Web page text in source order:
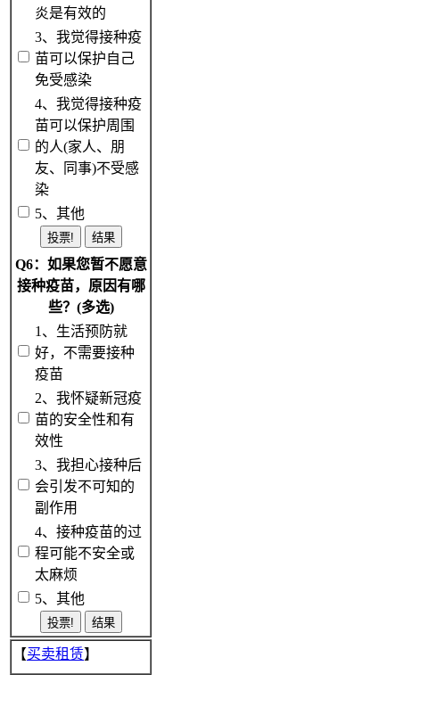
炎是有效的
3、我觉得接种疫
苗可以保护自己
免受感染
4、我觉得接种疫
苗可以保护周围
的人(家人、朋
友、同事)不受感
染
5、其他
Q6：如果您暂不愿意
接种疫苗，原因有哪
些？(多选)
1、生活预防就
好，不需要接种
疫苗
2、我怀疑新冠疫
苗的安全性和有
效性
3、我担心接种后
会引发不可知的
副作用
4、接种疫苗的过
程可能不安全或
太麻烦
5、其他
【买卖租赁】